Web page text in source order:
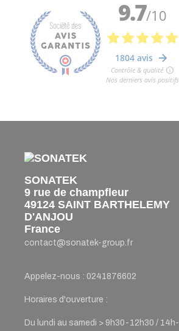
SONATEK
9 rue de champfleur
49124 SAINT BARTHELEMY
D'ANJOU
France
contact@sonatek-group.fr
Appelez-nous : 0241876602
Horaires d'ouverture :
Du lundi au samedi > 9h30-12h30 / 14h-